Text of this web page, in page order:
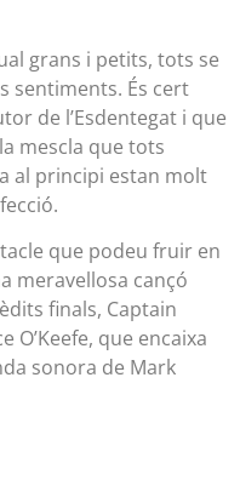
grans i petits, tots se
sentiments. És cert
de l’Esdentegat i que
mescla que tots
al principi estan molt
que podeu fruir en
meravellosa cançó
finals, Captain
O’Keefe, que encaixa
sonora de Mark